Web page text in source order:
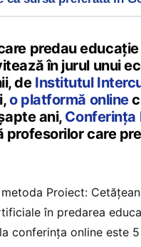
predau educație
în jurul unui
de Institutul
o platformă online
ani, Conferința
profesorilor care
Proiect:
în predarea
conferința online este